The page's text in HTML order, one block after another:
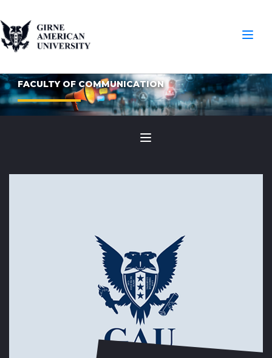
FACULTY OF COMMUNICATION